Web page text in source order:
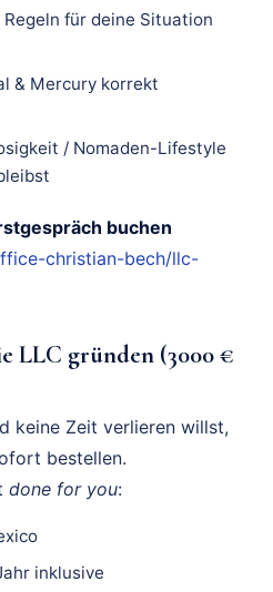
für deine Situation
& Mercury korrekt
/ Nomaden-Lifestyle
buchen
christian-bech/llc-
LLC gründen (3000 €
keine Zeit verlieren willst,
bestellen.
done for you:
inklusive